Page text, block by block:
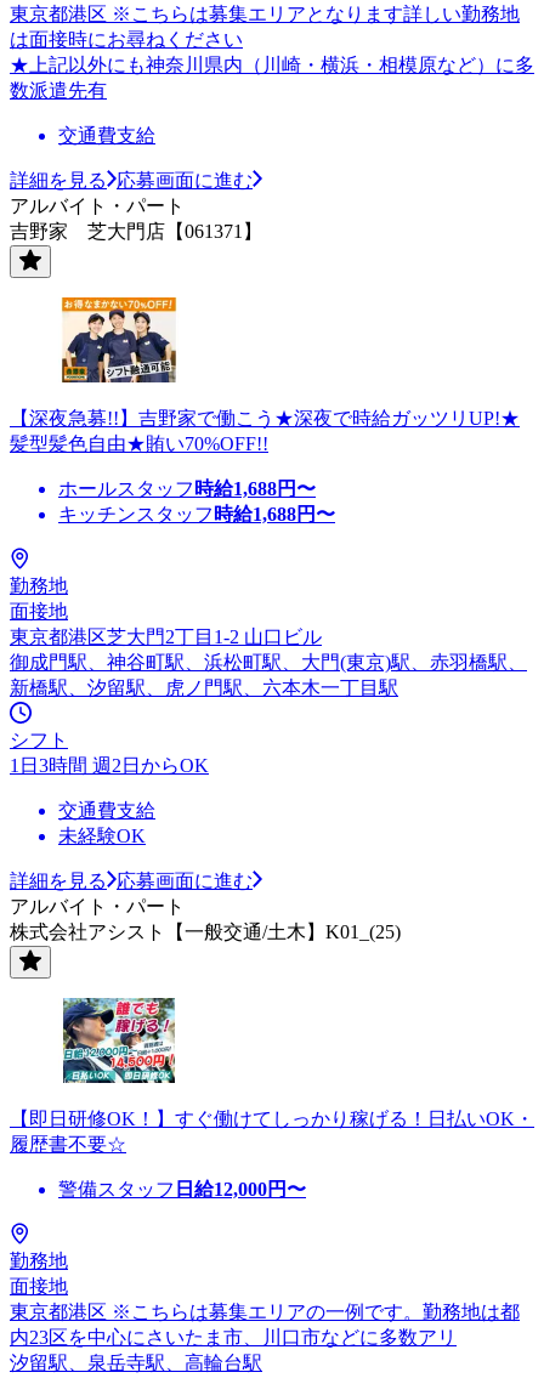
東京都港区 ※こちらは募集エリアとなります詳しい勤務地
は面接時にお尋ねください
★上記以外にも神奈川県内（川崎・横浜・相模原など）に多
数派遣先有
交通費支給
詳細を見る
応募画面に進む
アルバイト・パート
吉野家 芝大門店【061371】
【深夜急募!!】吉野家で働こう★深夜で時給ガッツリUP!★
髪型髪色自由★賄い70%OFF!!
ホールスタッフ 時給1,688円〜
キッチンスタッフ 時給1,688円〜
勤務地
面接地
東京都港区芝大門2丁目1-2 山口ビル
御成門駅、神谷町駅、浜松町駅、大門(東京)駅、赤羽橋駅、
新橋駅、汐留駅、虎ノ門駅、六本木一丁目駅
シフト
1日3時間 週2日からOK
交通費支給
未経験OK
詳細を見る
応募画面に進む
アルバイト・パート
株式会社アシスト【一般交通/土木】K01_(25)
【即日研修OK！】すぐ働けてしっかり稼げる！日払いOK・
履歴書不要☆
警備スタッフ 日給12,000円〜
勤務地
面接地
東京都港区 ※こちらは募集エリアの一例です。勤務地は都
内23区を中心にさいたま市、川口市などに多数アリ
汐留駅、泉岳寺駅、高輪台駅